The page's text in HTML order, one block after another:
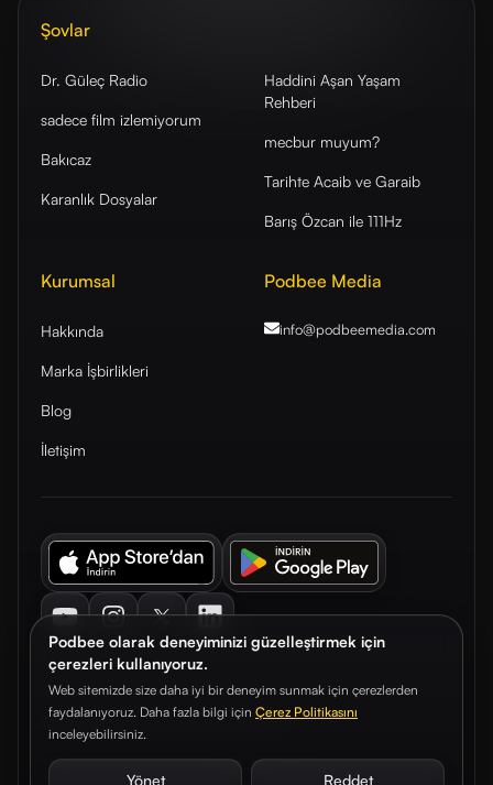
Podbee olarak deneyiminizi güzelleştirmek için
çerezleri kullanıyoruz.
Web sitemizde size daha iyi bir deneyim sunmak için çerezlerden
faydalanıyoruz. Daha fazla bilgi için Çerez Politikasını
inceleyebilirsiniz.
Yönet Reddet
Şovlar
Dr. Güleç Radio
sadece film izlemiyorum
Bakıcaz
Karanlık Dosyalar
Haddini Aşan Yaşam
Rehberi
mecbur muyum?
Tarihte Acaib ve Garaib
Barış Özcan ile 111Hz
Kurumsal
Hakkında
Marka İşbirlikleri
Blog
İletişim
Podbee Media
info@podbeemedia.com
© 2026. Podbee Media. Tüm hakları saklıdır.
Çerez TercihleriAydınlatma Metni Gizlilik Sözleşmesi